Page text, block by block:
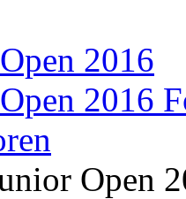
2016
2016
Open